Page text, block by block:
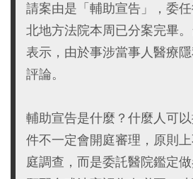
請案由是「輔助宣告」，委
北地方法院本周已分案完畢
表示，由於事涉當事人醫療
評論。
輔助宣告是什麼？什麼人可
件不一定會開庭審理，原則
庭調查，而是委託醫院鑑定